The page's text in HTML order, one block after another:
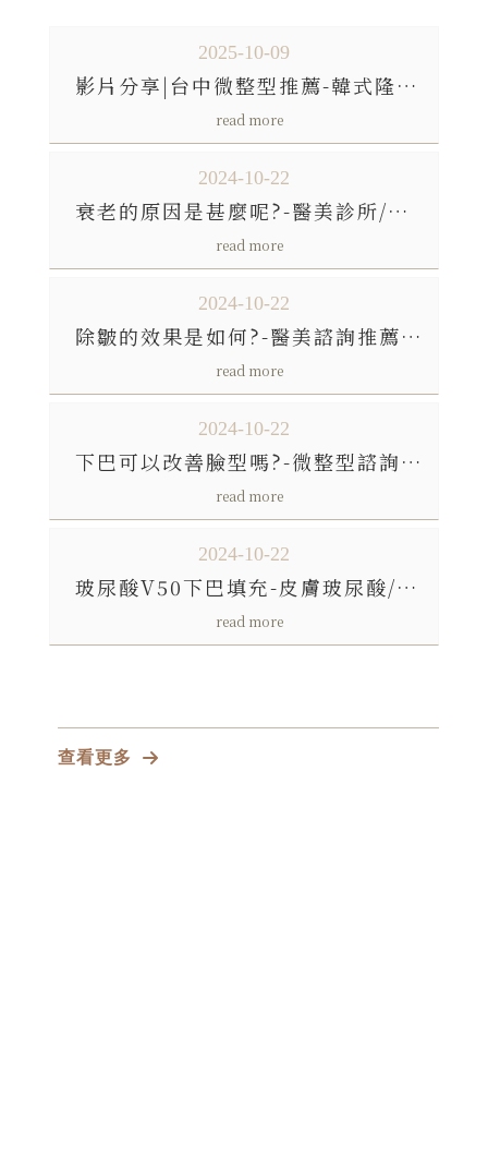
2025-10-09
影片分享|台中微整型推薦-韓式隆鼻/台中韓式隆鼻/太平區韓式隆鼻
2024-10-22
衰老的原因是甚麼呢?-醫美診所/台中醫美診所/台中醫美診所推薦/太平區醫美診所
2024-10-22
除皺的效果是如何?-醫美諮詢推薦/台中醫美諮詢推薦/太平區醫美諮詢推薦
2024-10-22
下巴可以改善臉型嗎?-微整型諮詢/台中微整型諮詢/太平區微整型諮詢
2024-10-22
玻尿酸V50下巴填充-皮膚玻尿酸/台中皮膚玻尿酸/太平區皮膚玻尿酸
查看更多